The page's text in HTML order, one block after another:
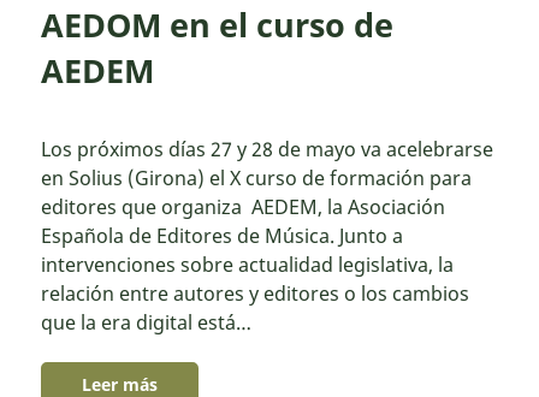
AEDOM en el curso de
AEDEM
Los próximos días 27 y 28 de mayo va acelebrarse
en Solius (Girona) el X curso de formación para
editores que organiza AEDEM, la Asociación
Española de Editores de Música. Junto a
intervenciones sobre actualidad legislativa, la
relación entre autores y editores o los cambios
que la era digital está…
Leer más